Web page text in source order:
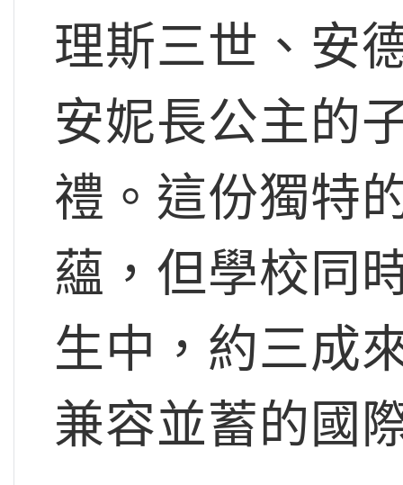
理斯三世、安
安妮長公主的
禮。這份獨特
蘊，但學校同
生中，約三成
兼容並蓄的國